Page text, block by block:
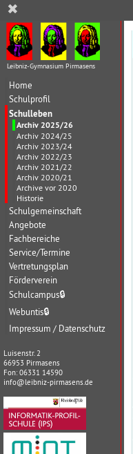
Leibniz-Gymnasium Pirmasens
Home
Schulprofil
Schulleben
Archiv 2025/26
Archiv 2024/25
Archiv 2023/24
Archiv 2022/23
Archiv 2021/22
Archiv 2020/21
Archive vor 2020
Historie
Schulgemeinschaft
Angebote
Fachbereiche
Service/Termine
Vertretungsplan
Förderverein
Schulcampus🔒
Webuntis🔒
Impressum / Datenschutz
Luisenstr. 2
66953 Pirmasens
Fon: 06331 14590
info@leibniz-pirmasens.de
✖